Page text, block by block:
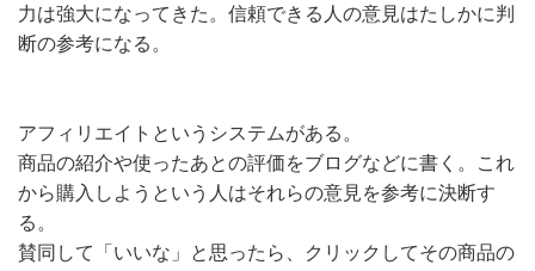
力は強大になってきた。信頼できる人の意見はたしかに判
断の参考になる。
アフィリエイトというシステムがある。
商品の紹介や使ったあとの評価をブログなどに書く。これ
から購入しようという人はそれらの意見を参考に決断す
る。
賛同して「いいな」と思ったら、クリックしてその商品の